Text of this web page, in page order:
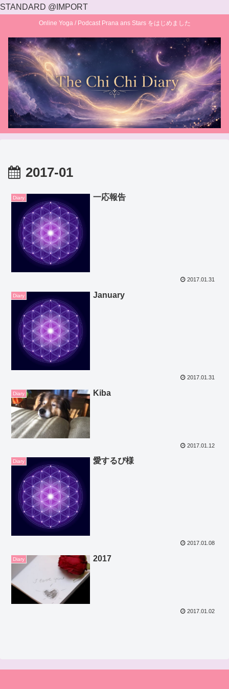
STANDARD @IMPORT
Online Yoga / Podcast Prana ans Stars をはじめました
2017-01
Diary 一応報告
2017.01.31
Diary January
2017.01.31
Diary Kiba
2017.01.12
Diary 愛するぴ様
2017.01.08
Diary 2017
2017.01.02